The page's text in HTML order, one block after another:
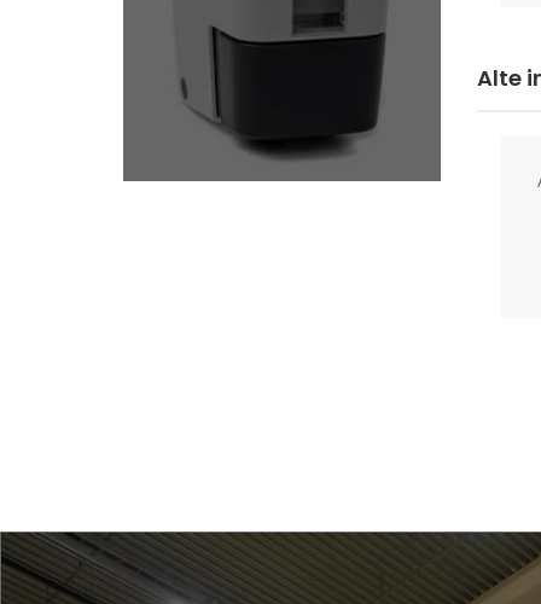
Alte